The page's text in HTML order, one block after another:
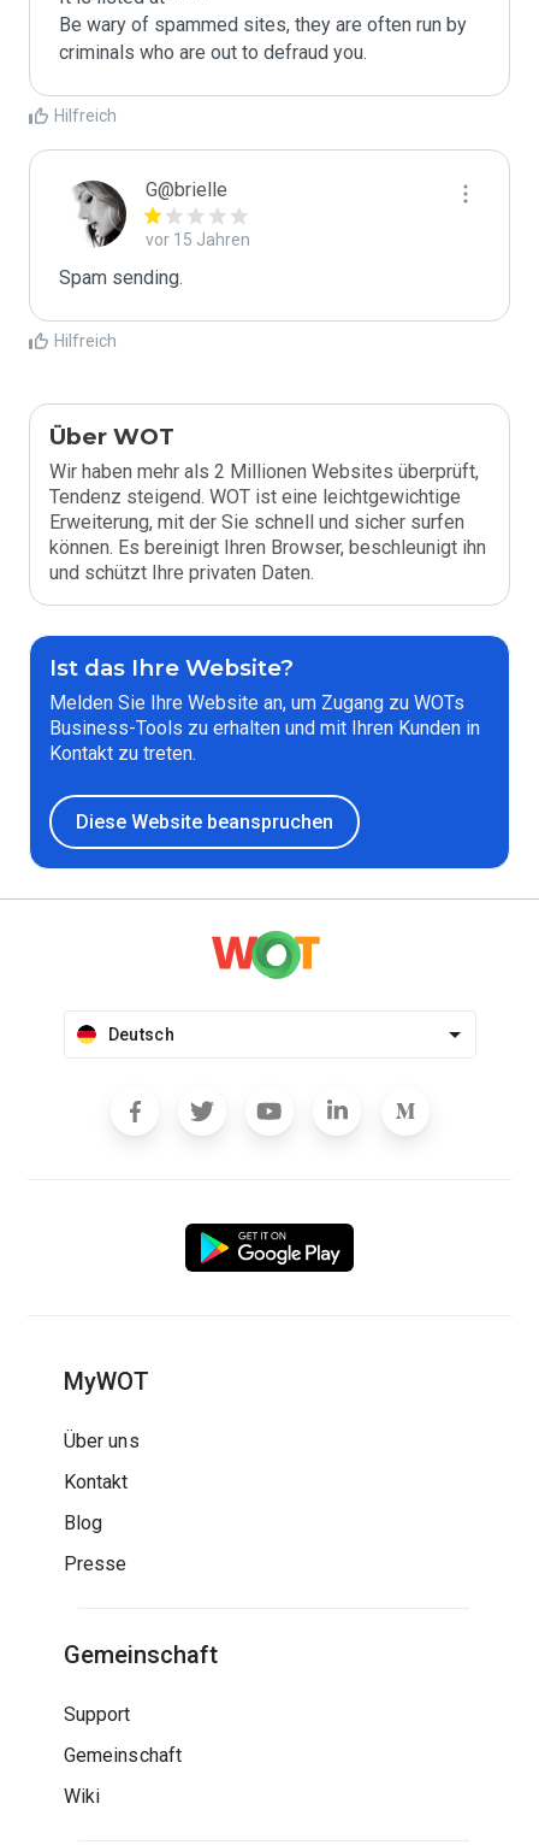
Be wary of spammed sites, they are often run by
criminals who are out to defraud you.
Hilfreich
G@brielle
vor 15 Jahren
Spam sending.
Hilfreich
Über WOT
Wir haben mehr als 2 Millionen Websites überprüft,
Tendenz steigend. WOT ist eine leichtgewichtige
Erweiterung, mit der Sie schnell und sicher surfen
können. Es bereinigt Ihren Browser, beschleunigt ihn
und schützt Ihre privaten Daten.
Ist das Ihre Website?
Melden Sie Ihre Website an, um Zugang zu WOTs
Business-Tools zu erhalten und mit Ihren Kunden in
Kontakt zu treten.
Diese Website beanspruchen
Deutsch
MyWOT
Über uns
Kontakt
Blog
Presse
Gemeinschaft
Support
Gemeinschaft
Wiki